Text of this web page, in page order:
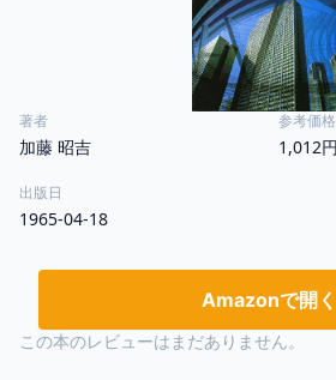
著者
加藤 昭吉
参考価格
1,012円
出版日
1965-04-18
Amazonで開く
この本のレビューはまだありません。